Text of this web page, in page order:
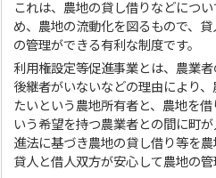
これは、農地の貸し借りなどにつ
め、農地の流動化を図るもので、
の管理ができる有利な制度です。
利用権設定等促進事業とは、農業
後継者がいないなどの理由により
たいという農地所有者と、農地を
いう希望を持つ農業者との間に町
進法に基づき農地の貸し借り等を農
貸人と借人双方が安心して農地の管